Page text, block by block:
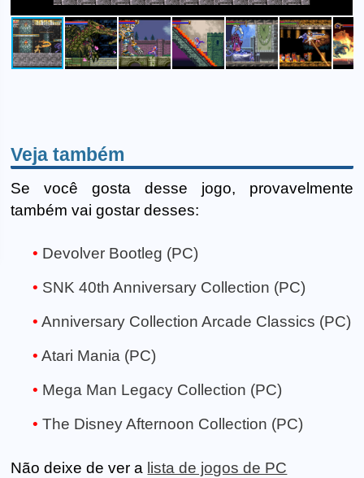
Veja também
Se você gosta desse jogo, provavelmente
também vai gostar desses:
Devolver Bootleg (PC)
SNK 40th Anniversary Collection (PC)
Anniversary Collection Arcade Classics (PC)
Atari Mania (PC)
Mega Man Legacy Collection (PC)
The Disney Afternoon Collection (PC)
Não deixe de ver a lista de jogos de PC